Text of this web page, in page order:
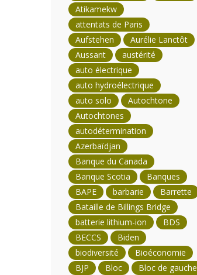
Atikamekw
attentats de Paris
Aufstehen
Aurélie Lanctôt
Aussant
austérité
auto électrique
auto hydroélectrique
auto solo
Autochtone
Autochtones
autodétermination
Azerbaïdjan
Banque du Canada
Banque Scotia
Banques
BAPE
barbarie
Barrette
Bataille de Billings Bridge
batterie lithium-ion
BDS
BECCS
Biden
biodiversité
Bioéconomie
BJP
Bloc
Bloc de gauche